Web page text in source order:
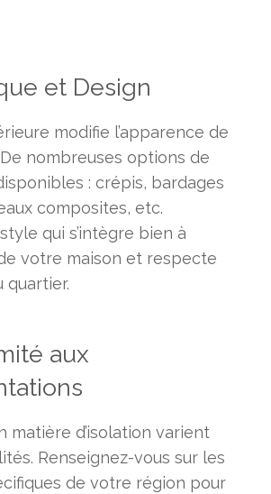
et Design
modifie l’apparence de
nombreuses options de
: crépis, bardages
composites, etc.
qui s’intègre bien à
votre maison et respecte
quartier.
aux
matière d’isolation varient
Renseignez-vous sur les
de votre région pour